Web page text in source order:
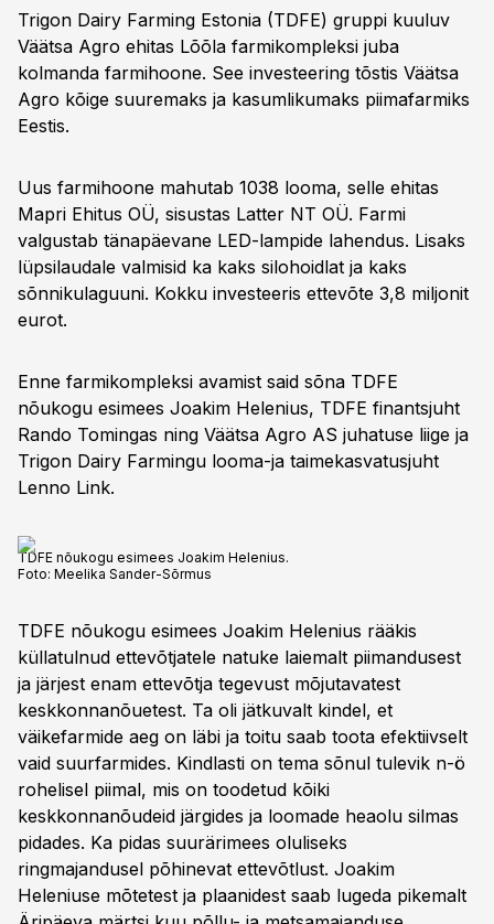
Trigon Dairy Farming Estonia (TDFE) gruppi kuuluv
Väätsa Agro ehitas Lõõla farmikompleksi juba
kolmanda farmihoone. See investeering tõstis Väätsa
Agro kõige suuremaks ja kasumlikumaks piimafarmiks
Eestis.
Uus farmihoone mahutab 1038 looma, selle ehitas
Mapri Ehitus OÜ, sisustas Latter NT OÜ. Farmi
valgustab tänapäevane LED-lampide lahendus. Lisaks
lüpsilaudale valmisid ka kaks silohoidlat ja kaks
sõnnikulaguuni. Kokku investeeris ettevõte 3,8 miljonit
eurot.
Enne farmikompleksi avamist said sõna TDFE
nõukogu esimees Joakim Helenius, TDFE finantsjuht
Rando Tomingas ning Väätsa Agro AS juhatuse liige ja
Trigon Dairy Farmingu looma-ja taimekasvatusjuht
Lenno Link.
TDFE nõukogu esimees Joakim Helenius.
Foto: Meelika Sander-Sõrmus
TDFE nõukogu esimees Joakim Helenius rääkis
küllatulnud ettevõtjatele natuke laiemalt piimandusest
ja järjest enam ettevõtja tegevust mõjutavatest
keskkonnanõuetest. Ta oli jätkuvalt kindel, et
väikefarmide aeg on läbi ja toitu saab toota efektiivselt
vaid suurfarmides. Kindlasti on tema sõnul tulevik n-ö
rohelisel piimal, mis on toodetud kõiki
keskkonnanõudeid järgides ja loomade heaolu silmas
pidades. Ka pidas suurärimees oluliseks
ringmajandusel põhinevat ettevõtlust. Joakim
Heleniuse mõtetest ja plaanidest saab lugeda pikemalt